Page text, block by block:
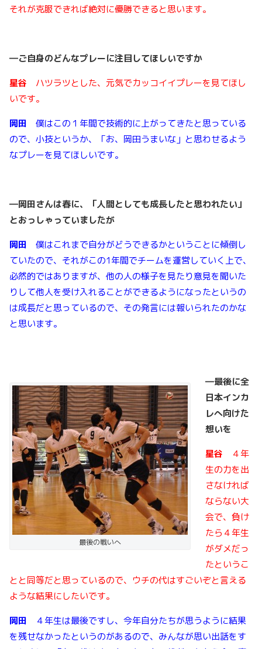
それが克服できれば絶対に優勝できると思います。
―ご自身のどんなプレーに注目してほしいですか
星谷 ハツラツとした、元気でカッコイイプレーを見てほし
いです。
岡田 僕はこの１年間で技術的に上がってきたと思っている
ので、小技というか、「お、岡田うまいな」と思わせるよう
なプレーを見てほしいです。
―岡田さんは春に、「人間としても成長したと思われたい」
とおっしゃっていましたが
岡田 僕はこれまで自分がどうできるかということに傾倒し
ていたので、それがこの1年間でチームを運営していく上で、
必然的ではありますが、他の人の様子を見たり意見を聞いた
りして他人を受け入れることができるようになったというの
は成長だと思っているので、その発言には報いられたのかな
と思います。
最後の戦いへ
―最後に全
日本インカ
レへ向けた
想いを
星谷 ４年
生の力を出
さなければ
ならない大
会で、負け
たら４年生
がダメだっ
たというこ
とと同等だと思っているので、ウチの代はすごいぞと言える
ような結果にしたいです。
岡田 ４年生は最後ですし、今年自分たちが思うように結果
を残せなかったというのがあるので、みんなが思い出話をす